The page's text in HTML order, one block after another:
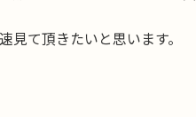
て頂きたいと思います。